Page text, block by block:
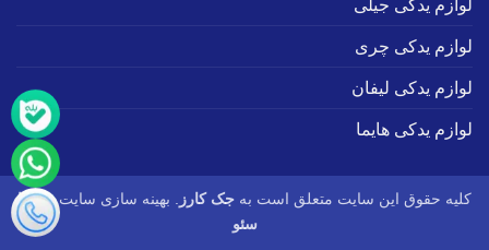
لوازم یدکی جیلی
لوازم یدکی چری
لوازم یدکی لیفان
لوازم یدکی هایما
کلیه حقوق این سایت متعلق است به جک کارز . بهینه سازی سایت :طاها
سئو